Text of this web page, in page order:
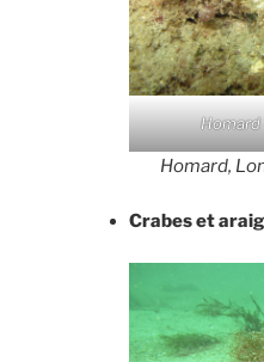
Homard
Homard,
Crabes et